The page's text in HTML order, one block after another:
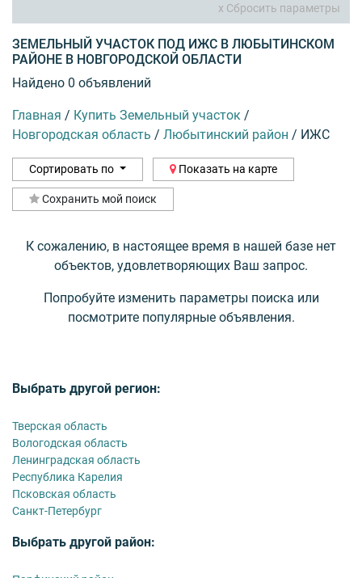
x Сбросить параметры
ЗЕМЕЛЬНЫЙ УЧАСТОК ПОД ИЖС В ЛЮБЫТИНСКОМ
РАЙОНЕ В НОВГОРОДСКОЙ ОБЛАСТИ
Найдено 0 объявлений
Главная / Купить Земельный участок /
Новгородская область / Любытинский район / ИЖС
Сортировать по Показать на карте
Сохранить мой поиск
К сожалению, в настоящее время в нашей базе нет
объектов, удовлетворяющих Ваш запрос.
Попробуйте изменить параметры поиска или
посмотрите популярные объявления.
Выбрать другой регион:
Тверская область
Вологодская область
Ленинградская область
Республика Карелия
Псковская область
Санкт-Петербург
Выбрать другой район: